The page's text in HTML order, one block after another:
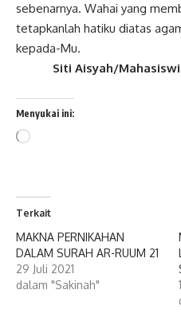
sebenarnya. Wahai yang
tetapkanlah hatiku diatas
kepada-Mu.
Siti Aisyah/
Menyukai ini:
Memuat...
Terkait
MAKNA PERNIKAHAN
DALAM SURAH AR-RUUM 21
29 Juli 2021
dalam "Sakinah"